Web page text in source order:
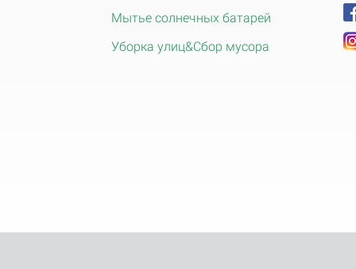
Мытье солнечных батарей
Уборка улиц&Сбор мусора